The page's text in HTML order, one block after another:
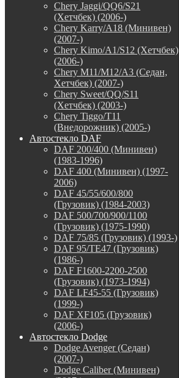
Chery Jaggi/QQ6/S21
(Хетчбек) (2006-)
Chery Karry/A18 (Минивен)
(2007-)
Chery Kimo/A1/S12 (Хетчбек)
(2006-)
Chery M11/M12/A3 (Седан,
Хетчбек) (2007-)
Chery Sweet/QQ/S11
(Хетчбек) (2003-)
Chery Tiggo/T11
(Внедорожник) (2005-)
Автостекло DAF
DAF 200/400 (Минивен)
(1983-1996)
DAF 400 (Минивен) (1997-
2006)
DAF 45/55/600/800
(Грузовик) (1984-2003)
DAF 500/700/900/1100
(Грузовик) (1975-1990)
DAF 75/85 (Грузовик) (1993-)
DAF 95/TE47 (Грузовик)
(1986-)
DAF F1600-2200-2500
(Грузовик) (1973-1994)
DAF LF45-55 (Грузовик)
(1999-)
DAF XF105 (Грузовик)
(2006-)
Автостекло Dodge
Dodge Avenger (Седан)
(2007-)
Dodge Caliber (Минивен)